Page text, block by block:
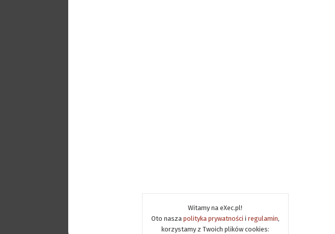
Witamy na eXec.pl!
Oto nasza polityka prywatności i regulamin,
korzystamy z Twoich plików cookies: